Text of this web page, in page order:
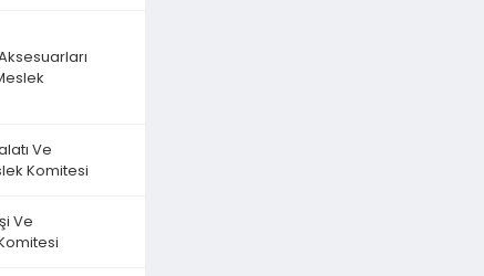
Ve
Komitesi
Ve